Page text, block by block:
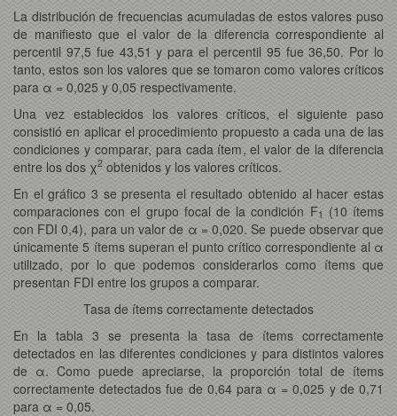
La distribución de frecuencias acumuladas de estos valores puso
de manifiesto que el valor de la diferencia correspondiente al
percentil 97,5 fue 43,51 y para el percentil 95 fue 36,50. Por lo
tanto, estos son los valores que se tomaron como valores críticos
para α = 0,025 y 0,05 respectivamente.
Una vez establecidos los valores críticos, el siguiente paso
consistió en aplicar el procedimiento propuesto a cada una de las
condiciones y comparar, para cada ítem, el valor de la diferencia
entre los dos χ2 obtenidos y los valores críticos.
En el gráfico 3 se presenta el resultado obtenido al hacer estas
comparaciones con el grupo focal de la condición F1 (10 ítems
con FDI 0,4), para un valor de α = 0,020. Se puede observar que
únicamente 5 ítems superan el punto crítico correspondiente al α
utilizado, por lo que podemos considerarlos como ítems que
presentan FDI entre los grupos a comparar.
Tasa de ítems correctamente detectados
En la tabla 3 se presenta la tasa de ítems correctamente
detectados en las diferentes condiciones y para distintos valores
de α. Como puede apreciarse, la proporción total de ítems
correctamente detectados fue de 0,64 para α = 0,025 y de 0,71
para α = 0,05.